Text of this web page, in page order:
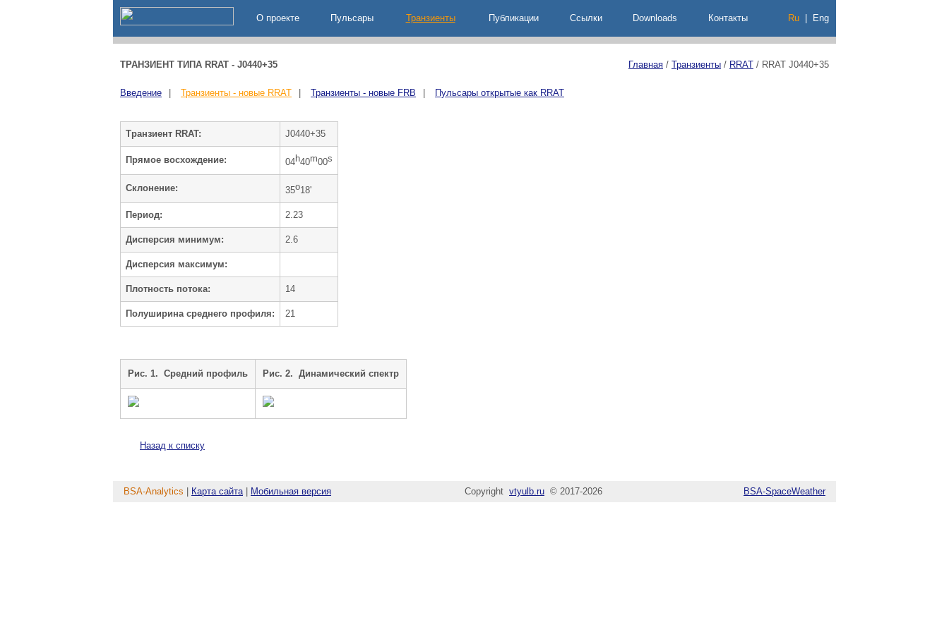
О проекте Пульсары Транзиенты Публикации Ccылки Downloads Контакты Ru Eng
ТРАНЗИЕНТ ТИПА RRAT - J0440+35 Главная / Транзиенты / RRAT / RRAT J0440+35
Введение Транзиенты - новые RRAT Транзиенты - новые FRB Пульсары открытые как RRAT
Транзиент RRAT: J0440+35
Прямое восхождение: 04h40m00s
Cклонение: 35o18'
Период: 2.23
Дисперсия минимум: 2.6
Дисперсия максимум:
Плотность потока: 14
Полуширина среднего профиля: 21
Рис. 1. Средний профиль Рис. 2. Динамический спектр
Назад к списку
BSA-Analytics Карта сайта| Мобильная версия Copyright vtyulb.ru © 2017-2026 BSA-SpaceWeather